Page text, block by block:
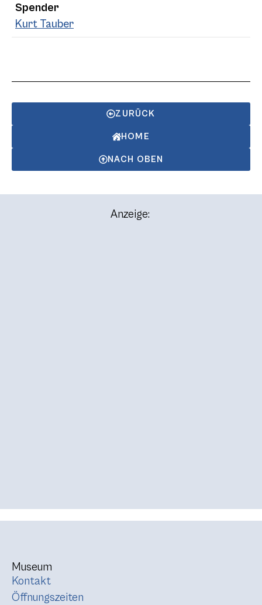
Spender
Kurt Tauber
ZURÜCK
HOME
NACH OBEN
Anzeige:
Museum
Kontakt
Öffnungszeiten